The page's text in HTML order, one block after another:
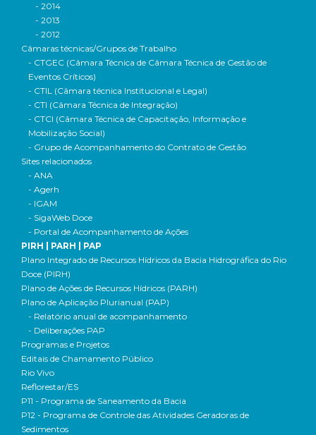
- 2014
- 2013
- 2012
Câmaras técnicas/Grupos de Trabalho
- CTGEC (Câmara Técnica de Câmara Técnica de Gestão de
Eventos Críticos)
- CTIL (Câmara técnica Institucional e Legal)
- CTI (Câmara Técnica de Integração)
- CTCI (Câmara Técnica de Capacitação, Informação e
Mobilização Social)
- Grupo de Acompanhamento do Contrato de Gestão
Sites relacionados
- ANA
- Agerh
- IGAM
- SigaWeb Doce
- Portal de Acompanhamento de Ações
PIRH | PARH | PAP
Plano Integrado de Recursos Hídricos da Bacia Hidrográfica do Rio
Doce (PIRH)
Plano de Ações de Recursos Hídricos (PARH)
Plano de Aplicação Plurianual (PAP)
- Relatório anual de acompanhamento
- Deliberações PAP
Programas e Projetos
Editais de Chamamento Público
Rio Vivo
Reflorestar/ES
P11 - Programa de Saneamento da Bacia
P12 - Programa de Controle das Atividades Geradoras de
Sedimentos